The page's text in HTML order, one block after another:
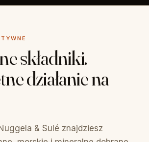
składniki.
działanie na
& Sulé znajdziesz